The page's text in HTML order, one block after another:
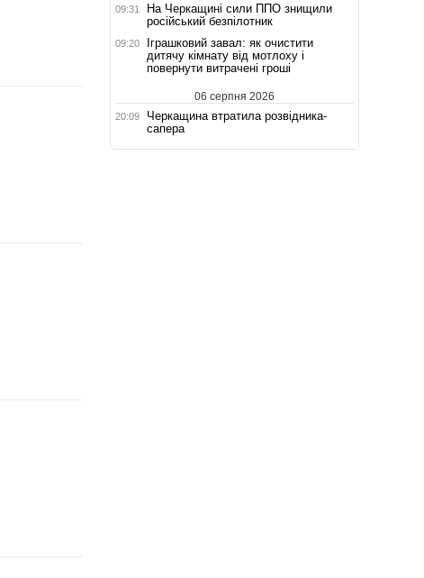
09:31
На Черкащині сили ППО знищили
російський безпілотник
09:20
Іграшковий завал: як очистити
дитячу кімнату від мотлоху і
повернути витрачені гроші
06 серпня 2026
20:09
Черкащина втратила розвідника-
сапера